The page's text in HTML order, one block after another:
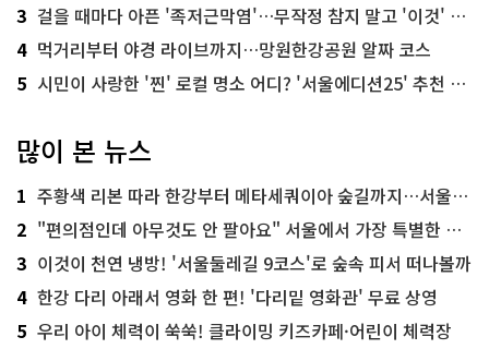
3 걸을 때마다 아픈 '족저근막염'…무작정 참지 말고 '이것' 해보세요!
4 먹거리부터 야경 라이브까지…망원한강공원 알짜 코스
5 시민이 사랑한 '찐' 로컬 명소 어디? '서울에디션25' 추천 코스
많이 본 뉴스
1 주황색 리본 따라 한강부터 메타세쿼이아 숲길까지…서울둘레길 15코스
2 "편의점인데 아무것도 안 팔아요" 서울에서 가장 특별한 편의점의 정체
3 이것이 천연 냉방! '서울둘레길 9코스'로 숲속 피서 떠나볼까
4 한강 다리 아래서 영화 한 편! '다리밑 영화관' 무료 상영
5 우리 아이 체력이 쑥쑥! 클라이밍 키즈카페·어린이 체력장